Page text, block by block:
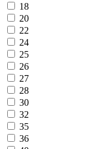
18
20
22
24
25
26
27
28
30
32
35
36